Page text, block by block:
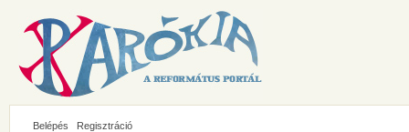
Belépés
Regisztráció